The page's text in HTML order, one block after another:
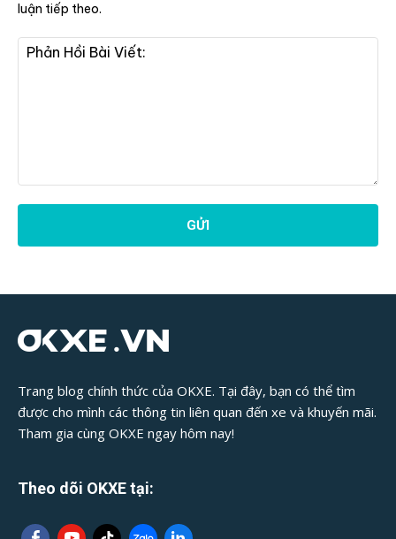
Hồi
Viết:
luận tiếp theo.
Trang blog chính thức của OKXE. Tại đây, bạn có thể tìm
được cho mình các thông tin liên quan đến xe và khuyến mãi.
Tham gia cùng OKXE ngay hôm nay!
Theo dõi OKXE tại: